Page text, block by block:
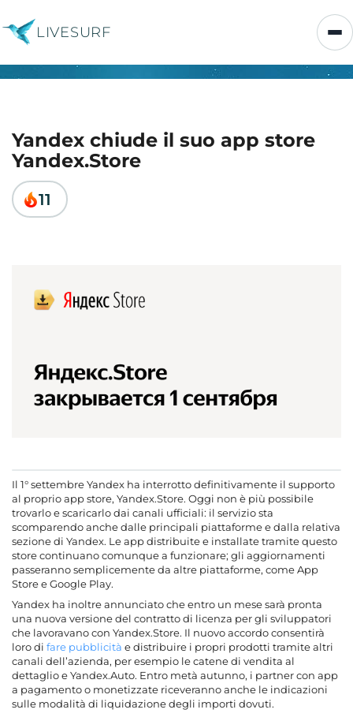
LIVESURF
Yandex chiude il suo app store
Yandex.Store
11
Il 1° settembre Yandex ha interrotto definitivamente il supporto
al proprio app store, Yandex.Store. Oggi non è più possibile
trovarlo e scaricarlo dai canali ufficiali: il servizio sta
scomparendo anche dalle principali piattaforme e dalla relativa
sezione di Yandex. Le app distribuite e installate tramite questo
store continuano comunque a funzionare; gli aggiornamenti
passeranno semplicemente da altre piattaforme, come App
Store e Google Play.
Yandex ha inoltre annunciato che entro un mese sarà pronta
una nuova versione del contratto di licenza per gli sviluppatori
che lavoravano con Yandex.Store. Il nuovo accordo consentirà
loro di fare pubblicità e distribuire i propri prodotti tramite altri
canali dell’azienda, per esempio le catene di vendita al
dettaglio e Yandex.Auto. Entro metà autunno, i partner con app
a pagamento o monetizzate riceveranno anche le indicazioni
sulle modalità di liquidazione degli importi dovuti.